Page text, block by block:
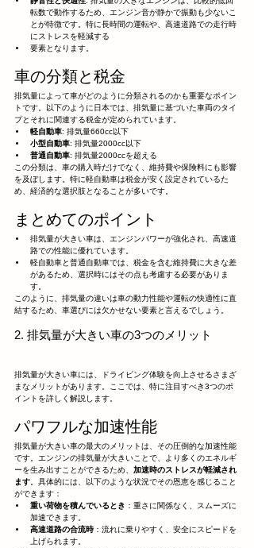
転数で動作するため、エンジン音が静かで振動も少ないこ
とが特徴です。特に長時間の運転や、高速道路での走行時
にストレスを軽減する
要素となります。
車の分類と税金
排気量によって車がどのように分類されるのかも重要なポイン
トです。以下のように日本では、排気量に基づいた車両のタイ
プとそれに関連する税金が定められています。
軽自動車: 排気量660cc以下
小型自動車: 排気量2000cc以下
普通自動車: 排気量2000ccを超える
この分類は、車の購入時だけでなく、維持費や保険料にも影響
を及ぼします。特に軽自動車は税金が安く設定されているた
め、経済的な選択肢となることが多いです。
まとめてのポイント
排気量が大きい車は、エンジンパワーが強化され、高速道
路での性能に優れています。
軽自動車と普通自動車では、税金を含む維持費に大きな差
があるため、選択時にはその点も考慮する必要がありま
す。
このように、排気量の違いは車の動力性能や運転の快適性に直
結するため、車選びには欠かせない要素と言えるでしょう。
2. 排気量が大きい車の3つのメリット
排気量が大きい車には、ドライビング体験を向上させるさまざ
まなメリットがあります。ここでは、特に注目すべき3つのポ
イントを詳しく解説します。
パワフルな加速性能
排気量が大きい車の最大のメリットは、その圧倒的な加速性能
です。エンジンの排気量が大きいことで、より多くのエネルギ
ーを生み出すことができるため、 加速時のストレスが軽減され
ます 。具体的には、以下のような状況でその恩恵を感じること
ができます：
重い荷物を積んでいるとき ：重さに関係なく、スムーズに
加速できます。
高速道路の合流時 ：流れに乗りやすく、安全にスピードを
上げられます。